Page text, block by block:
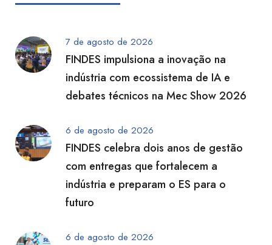
7 de agosto de 2026
FINDES impulsiona a inovação na
indústria com ecossistema de IA e
debates técnicos na Mec Show 2026
6 de agosto de 2026
FINDES celebra dois anos de gestão
com entregas que fortalecem a
indústria e preparam o ES para o
futuro
6 de agosto de 2026